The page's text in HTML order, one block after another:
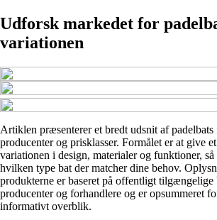
Udforsk markedet for
variationen
Artiklen præsenterer et bredt udsnit af
producenter og prisklasser. Formålet er at give
variationen i design, materialer og funktioner,
hvilken type bat der matcher dine behov.
produkterne er baseret på offentligt tilgængelige
producenter og forhandlere og er opsummeret
informativt overblik.